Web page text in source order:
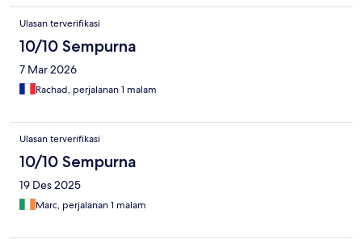
Ulasan terverifikasi
10/10 Sempurna
7 Mar 2026
Rachad, perjalanan 1 malam
Ulasan terverifikasi
10/10 Sempurna
19 Des 2025
Marc, perjalanan 1 malam